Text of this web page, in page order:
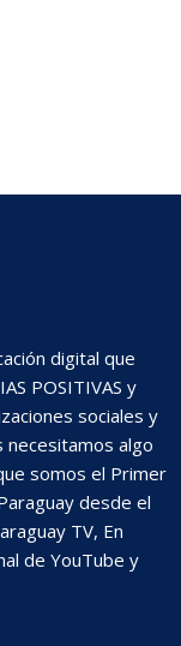
digital que
POSITIVAS y
sociales y
necesitamos algo
somos el Primer
desde el
TV, En
de YouTube y